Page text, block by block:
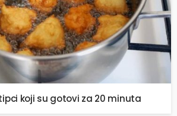
koji su gotovi za 20 minuta